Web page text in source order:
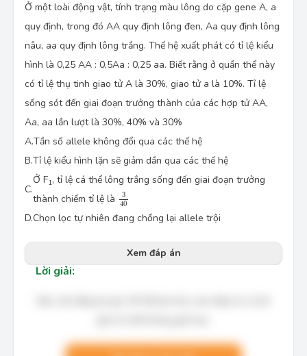
Ở một loài động vật, tính trạng màu lông do cặp gene A, a
quy định, trong đó AA quy định lông đen, Aa quy định lông
nâu, aa quy định lông trắng. Thế hệ xuất phát có tỉ lệ kiểu
hình là 0,25 AA : 0,5Aa : 0,25 aa. Biết rằng ở quần thể này
có tỉ lệ thụ tinh giao tử A là 30%, giao tử a là 10%. Tỉ lệ
sống sót đến giai đoạn trưởng thành của các hợp tử AA,
Aa, aa lần lượt là 30%, 40% và 30%
A.Tần số allele không đổi qua các thế hệ
B.Tỉ lệ kiểu hình lặn sẽ giảm dần qua các thế hệ
C.
Ở F1, tỉ lệ cá thể lông trắng sống đến giai đoạn trưởng
thành chiếm tỉ lệ là
3
40
340
D.Chọn lọc tự nhiên đang chống lại allele trội
Xem đáp án
Lời giải: